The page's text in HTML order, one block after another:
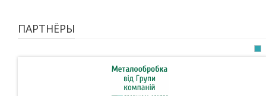
ПАРТНЁРЫ